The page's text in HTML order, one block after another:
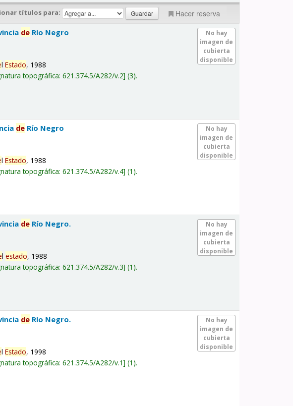
títulos para: Hacer reserva
No hay
imagen de
cubierta
disponible
de Río Negro
lEstado, 1988
topográfica:621.374.5/A282/v.2 (3).
No hay
imagen de
cubierta
disponible
de Río Negro
lEstado, 1988
topográfica:621.374.5/A282/v.4 (1).
No hay
imagen de
cubierta
disponible
de Río Negro.
lestado, 1988
topográfica:621.374.5/A282/v.3 (1).
No hay
imagen de
cubierta
disponible
de Río Negro.
lEstado, 1998
topográfica:621.374.5/A282/v.1 (1).